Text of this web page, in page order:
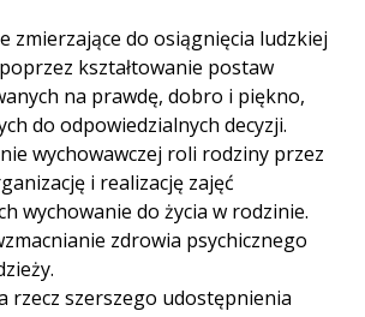
zmierzające do osiągnięcia ludzkiej
kształtowanie postaw
na prawdę, dobro i piękno,
do odpowiedzialnych decyzji.
wychowawczej roli rodziny przez
i realizację zajęć
wychowanie do życia w rodzinie.
zdrowia psychicznego
rzecz szerszego udostępnienia